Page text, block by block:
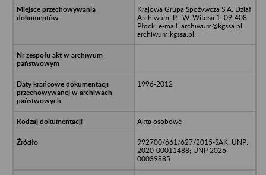
Krajowa Grupa Spożywcza S.A. Dział
Archiwum. Pl. W. Witosa 1, 09-408
Płock, e-mail: archiwum@kgssa.pl,
archiwum.kgssa.pl.
1996-2012
Akta osobowe
992700/661/627/2015-SAK; UNP:
2020-00011488; UNP 2026-
00039885